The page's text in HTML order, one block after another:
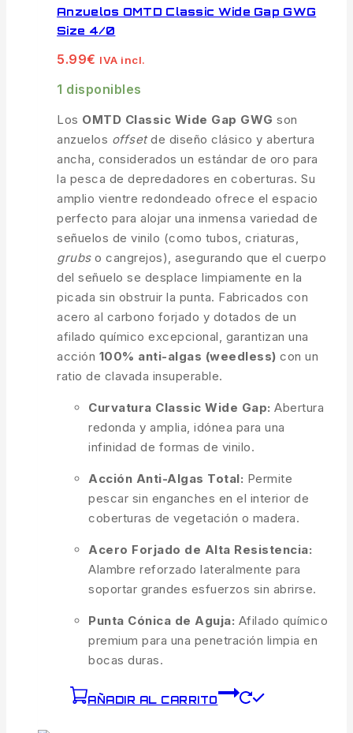
Anzuelos OMTD Classic Wide Gap GWG
Size 4/0
5.99€ IVA incl.
1 disponibles
Los OMTD Classic Wide Gap GWG son
anzuelos offsetde diseño clásico y abertura
ancha, considerados un estándar de oro para
la pesca de depredadores en coberturas. Su
amplio vientre redondeado ofrece el espacio
perfecto para alojar una inmensa variedad de
señuelos de vinilo (como tubos, criaturas,
grubso cangrejos), asegurando que el cuerpo
del señuelo se desplace limpiamente en la
picada sin obstruir la punta. Fabricados con
acero al carbono forjado y dotados de un
afilado químico excepcional, garantizan una
acción 100% anti-algas (weedless) con un
ratio de clavada insuperable.
Curvatura Classic Wide Gap: Abertura
redonda y amplia, idónea para una
infinidad de formas de vinilo.
Acción Anti-Algas Total: Permite
pescar sin enganches en el interior de
coberturas de vegetación o madera.
Acero Forjado de Alta Resistencia:
Alambre reforzado lateralmente para
soportar grandes esfuerzos sin abrirse.
Punta Cónica de Aguja: Afilado químico
premium para una penetración limpia en
bocas duras.
AÑADIR AL CARRITO